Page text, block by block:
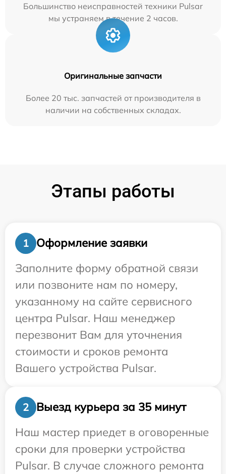
Большинство неисправностей техники Pulsar
мы устраняем в течение 2 часов.
Оригинальные запчасти
Более 20 тыс. запчастей от производителя в
наличии на собственных складах.
Этапы работы
1
Оформление заявки
Заполните форму обратной связи
или позвоните нам по номеру,
указанному на сайте сервисного
центра Pulsar. Наш менеджер
перезвонит Вам для уточнения
стоимости и сроков ремонта
Вашего устройства Pulsar.
2
Выезд курьера за 35 минут
Наш мастер приедет в оговоренные
сроки для проверки устройства
Pulsar. В случае сложного ремонта